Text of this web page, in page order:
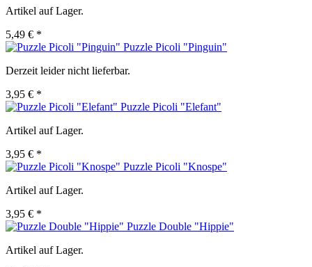
Artikel auf Lager.
5,49 € *
Puzzle Picoli "Pinguin"
Derzeit leider nicht lieferbar.
3,95 € *
Puzzle Picoli "Elefant"
Artikel auf Lager.
3,95 € *
Puzzle Picoli "Knospe"
Artikel auf Lager.
3,95 € *
Puzzle Double "Hippie"
Artikel auf Lager.